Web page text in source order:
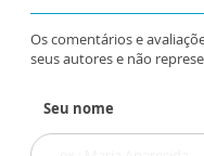
Os comentários e
seus autores e não
Seu nome